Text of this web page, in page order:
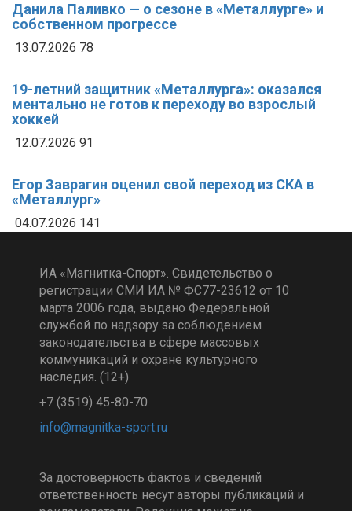
Данила Паливко — о сезоне в «Металлурге» и
собственном прогрессе
13.07.2026 78
19-летний защитник «Металлурга»: оказался
ментально не готов к переходу во взрослый
хоккей
12.07.2026 91
Егор Заврагин оценил свой переход из СКА в
«Металлург»
04.07.2026 141
ИА «Магнитка-Спорт». Свидетельство о
регистрации СМИ ИА № ФС77-23612 от 10
марта 2006 года, выдано Федеральной
службой по надзору за соблюдением
законодательства в сфере массовых
коммуникаций и охране культурного
наследия. (12+)
+7 (3519) 45-80-70
За достоверность фактов и сведений
ответственность несут авторы публикаций и